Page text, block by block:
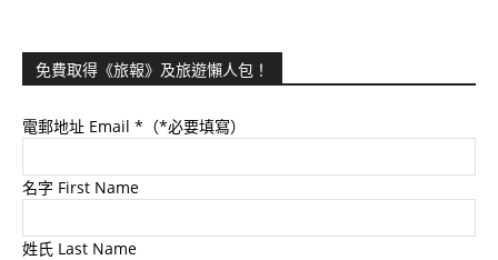
免費取得《旅報》及旅遊懶人包！
電郵地址 Email *（*必要填寫）
名字 First Name
姓氏 Last Name